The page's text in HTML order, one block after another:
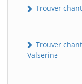
Trouver
Trouver
Valserine